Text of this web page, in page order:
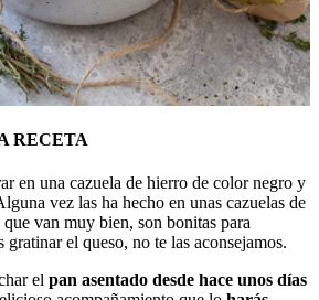
RECETA
en una cazuela de hierro de color negro y
vez las ha hecho en unas cazuelas de
van muy bien, son bonitas para
gratinar el queso, no te las aconsejamos.
el pan asentado desde hace unos días